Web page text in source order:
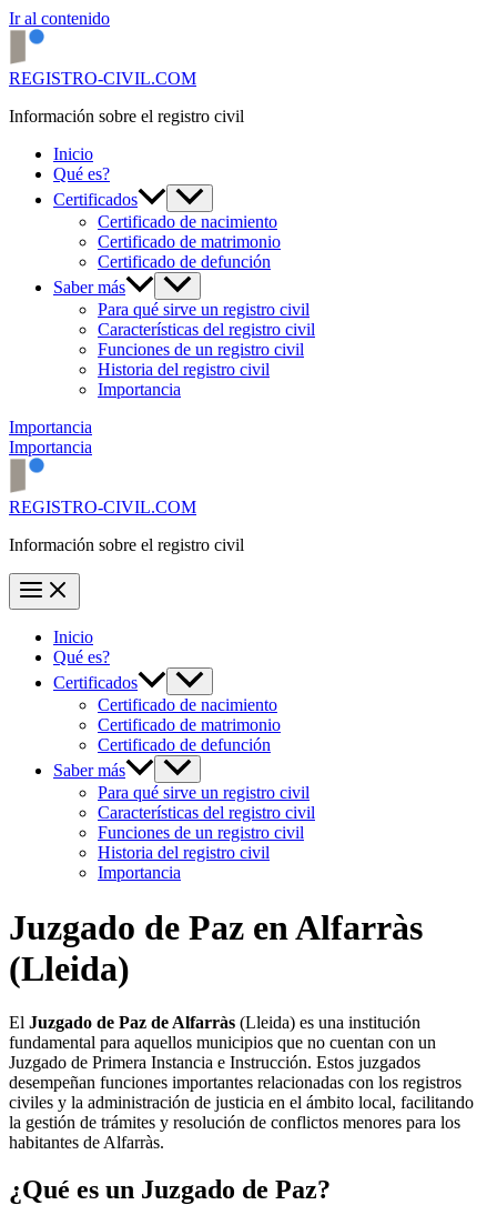
Ir al contenido
REGISTRO-CIVIL.COM
Información sobre el registro civil
Inicio
Qué es?
Certificados
Certificado de nacimiento
Certificado de matrimonio
Certificado de defunción
Saber más
Para qué sirve un registro civil
Características del registro civil
Funciones de un registro civil
Historia del registro civil
Importancia
Importancia
Importancia
REGISTRO-CIVIL.COM
Información sobre el registro civil
Inicio
Qué es?
Certificados
Certificado de nacimiento
Certificado de matrimonio
Certificado de defunción
Saber más
Para qué sirve un registro civil
Características del registro civil
Funciones de un registro civil
Historia del registro civil
Importancia
Juzgado de Paz enAlfarràs
(Lleida)
El Juzgado de Paz de Alfarràs (Lleida) es una institución
fundamental para aquellos municipios que no cuentan con un
Juzgado de Primera Instancia e Instrucción. Estos juzgados
desempeñan funciones importantes relacionadas con los registros
civiles y la administración de justicia en el ámbito local, facilitando
la gestión de trámites y resolución de conflictos menores para los
habitantes de Alfarràs.
¿Qué es un Juzgado de Paz?